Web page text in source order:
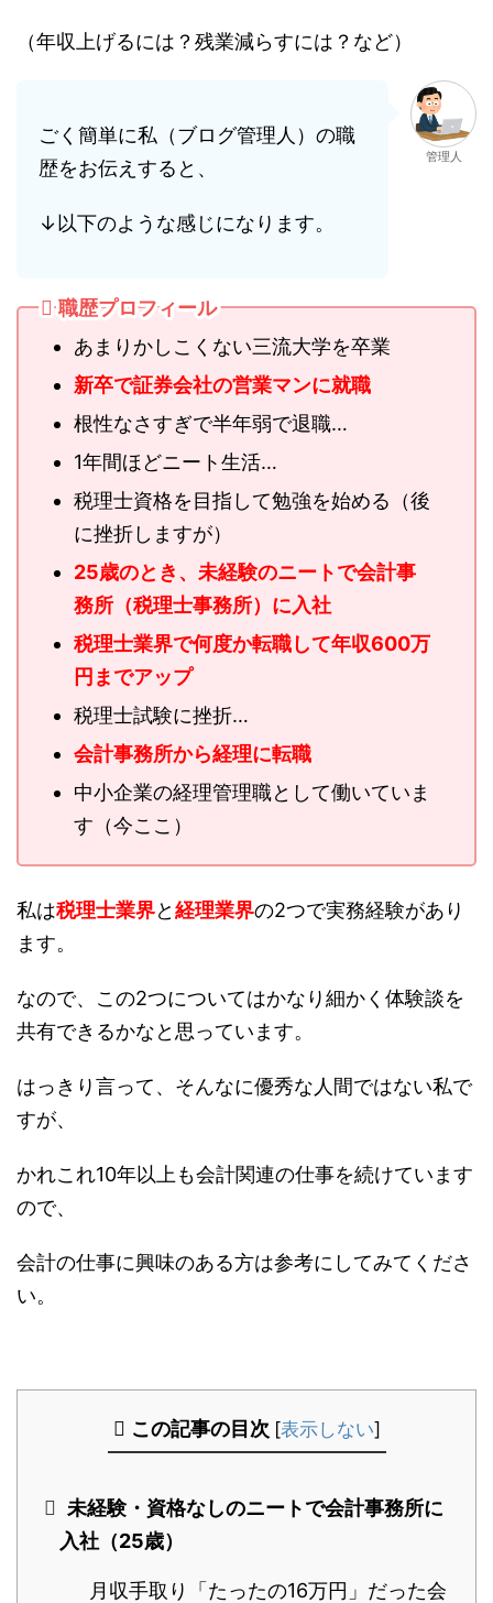
（年収上げるには？残業減らすには？など）
ごく簡単に私（ブログ管理人）の職
歴をお伝えすると、
↓以下のような感じになります。
管理人
職歴プロフィール
あまりかしこくない三流大学を卒業
新卒で証券会社の営業マンに就職
根性なさすぎで半年弱で退職…
1年間ほどニート生活…
税理士資格を目指して勉強を始める（後
に挫折しますが）
25歳のとき、未経験のニートで会計事
務所（税理士事務所）に入社
税理士業界で何度か転職して年収600万
円までアップ
税理士試験に挫折…
会計事務所から経理に転職
中小企業の経理管理職として働いていま
す（今ここ）
私は税理士業界と経理業界の2つで実務経験があり
ます。
なので、この2つについてはかなり細かく体験談を
共有できるかなと思っています。
はっきり言って、そんなに優秀な人間ではない私で
すが、
かれこれ10年以上も会計関連の仕事を続けています
ので、
会計の仕事に興味のある方は参考にしてみてくださ
い。
この記事の目次 [表示しない]
未経験・資格なしのニートで会計事務所に
入社（25歳）
月収手取り「たったの16万円」だった会